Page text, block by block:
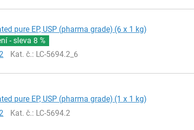
pure EP, USP (pharma grade) (6 x 1 kg)
- sleva 8 %
Kat. č.: LC-5694.2_6
pure EP, USP (pharma grade) (1 x 1 kg)
Kat. č.: LC-5694.2